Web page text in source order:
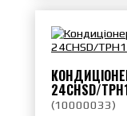
24CHSD/
(10000033)